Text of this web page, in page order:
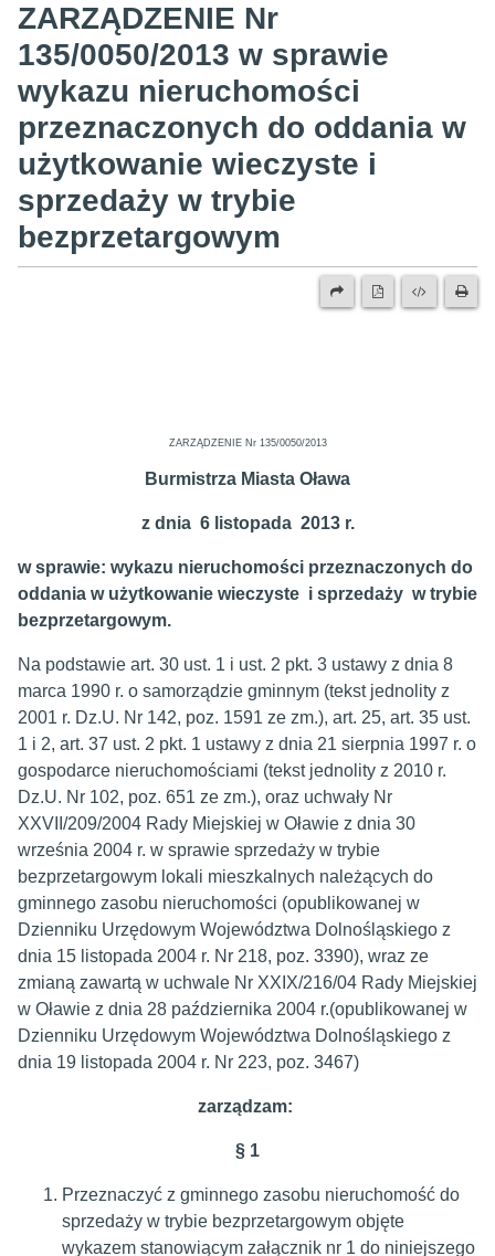
ZARZĄDZENIE Nr
135/0050/2013 w sprawie
wykazu nieruchomości
przeznaczonych do oddania w
użytkowanie wieczyste i
sprzedaży w trybie
bezprzetargowym
ZARZĄDZENIE Nr 135/0050/2013
Burmistrza Miasta Oława
z dnia 6 listopada 2013 r.
w sprawie: wykazu nieruchomości przeznaczonych do
oddania w użytkowanie wieczyste i sprzedaży w trybie
bezprzetargowym.
Na podstawie art. 30 ust. 1 i ust. 2 pkt. 3 ustawy z dnia 8
marca 1990 r. o samorządzie gminnym (tekst jednolity z
2001 r. Dz.U. Nr 142, poz. 1591 ze zm.), art. 25, art. 35 ust.
1 i 2, art. 37 ust. 2 pkt. 1 ustawy z dnia 21 sierpnia 1997 r. o
gospodarce nieruchomościami (tekst jednolity z 2010 r.
Dz.U. Nr 102, poz. 651 ze zm.), oraz uchwały Nr
XXVII/209/2004 Rady Miejskiej w Oławie z dnia 30
września 2004 r. w sprawie sprzedaży w trybie
bezprzetargowym lokali mieszkalnych należących do
gminnego zasobu nieruchomości (opublikowanej w
Dzienniku Urzędowym Województwa Dolnośląskiego z
dnia 15 listopada 2004 r. Nr 218, poz. 3390), wraz ze
zmianą zawartą w uchwale Nr XXIX/216/04 Rady Miejskiej
w Oławie z dnia 28 października 2004 r.(opublikowanej w
Dzienniku Urzędowym Województwa Dolnośląskiego z
dnia 19 listopada 2004 r. Nr 223, poz. 3467)
zarządzam:
§ 1
Przeznaczyć z gminnego zasobu nieruchomość do
sprzedaży w trybie bezprzetargowym objęte
wykazem stanowiącym załącznik nr 1 do niniejszego